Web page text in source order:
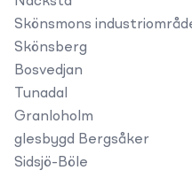
Skönsmons
Skönsberg
Bosvedjan
Tunadal
Granloholm
glesbygd Bergsåker
Sidsjö-Böle